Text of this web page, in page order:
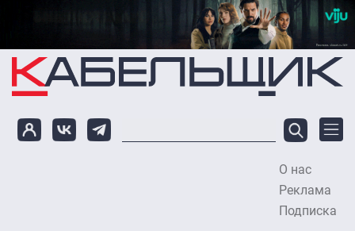
Перейти к основному содержанию
О нас
Реклама
Подписка